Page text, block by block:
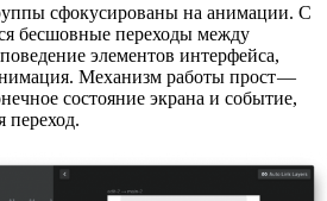
сфокусированы на анимации. С
бесшовные переходы между
элементов интерфейса,
Механизм работы прост —
состояние экрана и событие,
переход.